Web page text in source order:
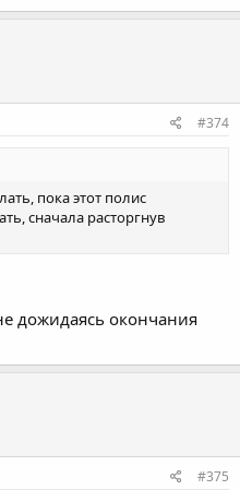
#374
пока этот полис
сначала расторгнув
дожидаясь окончания
#375